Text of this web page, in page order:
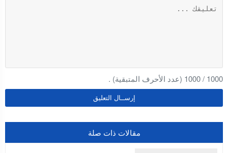
1000
/
1000 (عدد الأحرف المتبقية) .
مقالات ذات صلة